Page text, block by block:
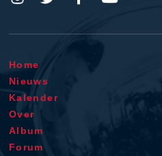
Home
Nieuws
Kalender
Over
Album
Forum